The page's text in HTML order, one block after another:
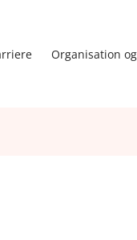
Organisation